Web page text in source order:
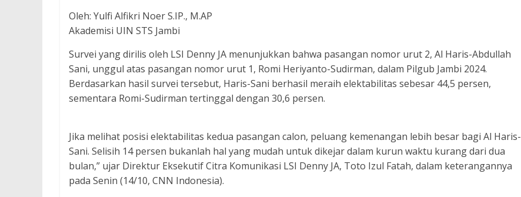
Oleh: Yulfi Alfikri Noer S.IP., M.AP
Akademisi UIN STS Jambi
Survei yang dirilis oleh LSI Denny JA menunjukkan bahwa pasangan nomor urut 2, Al Haris-Abdullah
Sani, unggul atas pasangan nomor urut 1, Romi Heriyanto-Sudirman, dalam Pilgub Jambi 2024.
Berdasarkan hasil survei tersebut, Haris-Sani berhasil meraih elektabilitas sebesar 44,5 persen,
sementara Romi-Sudirman tertinggal dengan 30,6 persen.
Jika melihat posisi elektabilitas kedua pasangan calon, peluang kemenangan lebih besar bagi Al Haris-
Sani. Selisih 14 persen bukanlah hal yang mudah untuk dikejar dalam kurun waktu kurang dari dua
bulan,” ujar Direktur Eksekutif Citra Komunikasi LSI Denny JA, Toto Izul Fatah, dalam keterangannya
pada Senin (14/10, CNN Indonesia).